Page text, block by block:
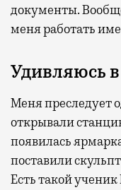
документы.
меня работать
Удивляюсь
Меня преследует
открывали
появилась
поставили
Есть такой